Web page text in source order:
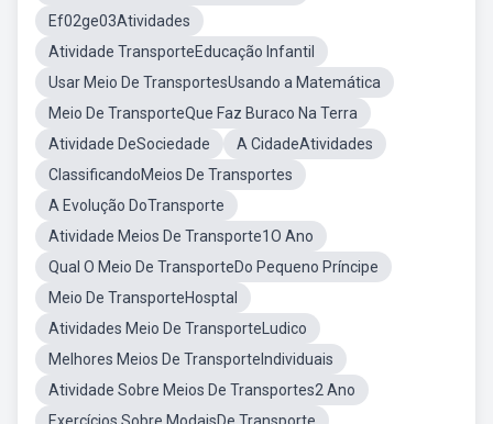
Ef02ge03Atividades
Atividade TransporteEducação Infantil
Usar Meio De TransportesUsando a Matemática
Meio De TransporteQue Faz Buraco Na Terra
Atividade DeSociedade
A CidadeAtividades
ClassificandoMeios De Transportes
A Evolução DoTransporte
Atividade Meios De Transporte1O Ano
Qual O Meio De TransporteDo Pequeno Príncipe
Meio De TransporteHosptal
Atividades Meio De TransporteLudico
Melhores Meios De TransporteIndividuais
Atividade Sobre Meios De Transportes2 Ano